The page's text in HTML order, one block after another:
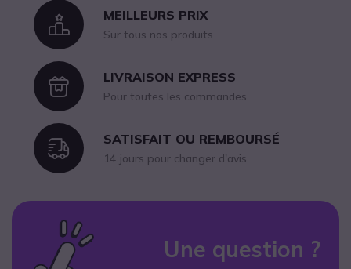
IconMEILLEURS PRIX
Sur tous nos produits
IconLIVRAISON EXPRESS
Pour toutes les commandes
IconSATISFAIT OU REMBOURSÉ
14 jours pour changer d'avis
Une question ?